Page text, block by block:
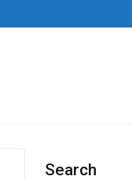
Search